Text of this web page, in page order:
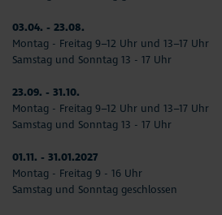
03.04. - 23.08.
Montag - Freitag 9–12 Uhr und 13–17 Uhr
Samstag und Sonntag 13 - 17 Uhr
23.09. - 31.10.
Montag - Freitag 9–12 Uhr und 13–17 Uhr
Samstag und Sonntag 13 - 17 Uhr
01.11. - 31.01.2027
Montag - Freitag 9 - 16 Uhr
Samstag und Sonntag geschlossen